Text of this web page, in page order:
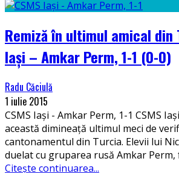
Remiză în ultimul amical din
Iași – Amkar Perm, 1-1 (0-0)
Radu Căciulă
1 iulie 2015
CSMS Iași - Amkar Perm, 1-1 CSMS
această dimineață ultimul meci de
cantonamentul din Turcia. Elevii lui
duelat cu gruparea rusă Amkar
Citește continuarea...